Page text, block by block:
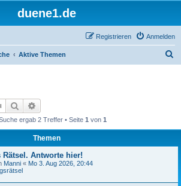
duene1.de
Anmelden
Registrieren
Aktive Themen
Suche
ergab 2 Treffer • Seite 1 von 1
Themen
Rätsel. Antworte hier!
Manni « Mo 3. Aug 2026, 20:44